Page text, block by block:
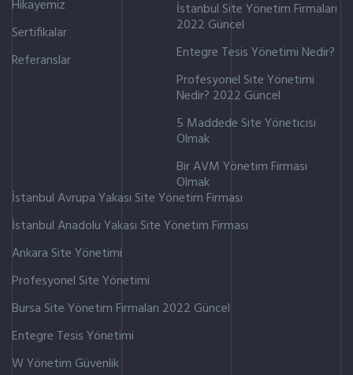
Hikayemiz
Sertifikalar
Referanslar
İstanbul Site Yönetim Firmaları
2022 Güncel
Entegre Tesis Yönetimi Nedir?
Profesyonel Site Yönetimi
Nedir? 2022 Güncel
5 Maddede Site Yöneticisi
Olmak
Bir AVM Yönetim Firması
Olmak
İstanbul Avrupa Yakası Site Yönetim Firması
İstanbul Anadolu Yakası Site Yönetim Firması
Ankara Site Yönetimi
Profesyonel Site Yönetimi
Bursa Site Yönetim Firmaları 2022 Güncel
Entegre Tesis Yönetimi
W Yönetim Güvenlik